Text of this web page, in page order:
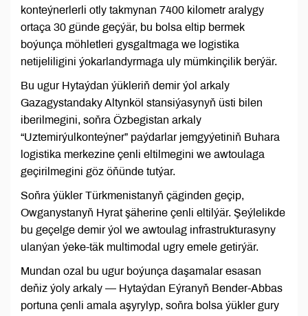
konteýnerlerli otly takmynan 7400 kilometr aralygy
ortaça 30 günde geçýär, bu bolsa eltip bermek
boýunça möhletleri gysgaltmaga we logistika
netijeliligini ýokarlandyrmaga uly mümkinçilik berýär.
Bu ugur Hytaýdan ýükleriň demir ýol arkaly
Gazagystandaky Altynköl stansiýasynyň üsti bilen
iberilmegini, soňra Özbegistan arkaly
“Uztemirýulkonteýner” paýdarlar jemgyýetiniň Buhara
logistika merkezine çenli eltilmegini we awtoulaga
geçirilmegini göz öňünde tutýar.
Soňra ýükler Türkmenistanyň çäginden geçip,
Owganystanyň Hyrat şäherine çenli eltilýär. Şeýlelikde
bu geçelge demir ýol we awtoulag infrastrukturasyny
ulanýan ýeke-täk multimodal ugry emele getirýär.
Mundan ozal bu ugur boýunça daşamalar esasan
deňiz ýoly arkaly — Hytaýdan Eýranyň Bender-Abbas
portuna çenli amala aşyrylyp, soňra bolsa ýükler gury